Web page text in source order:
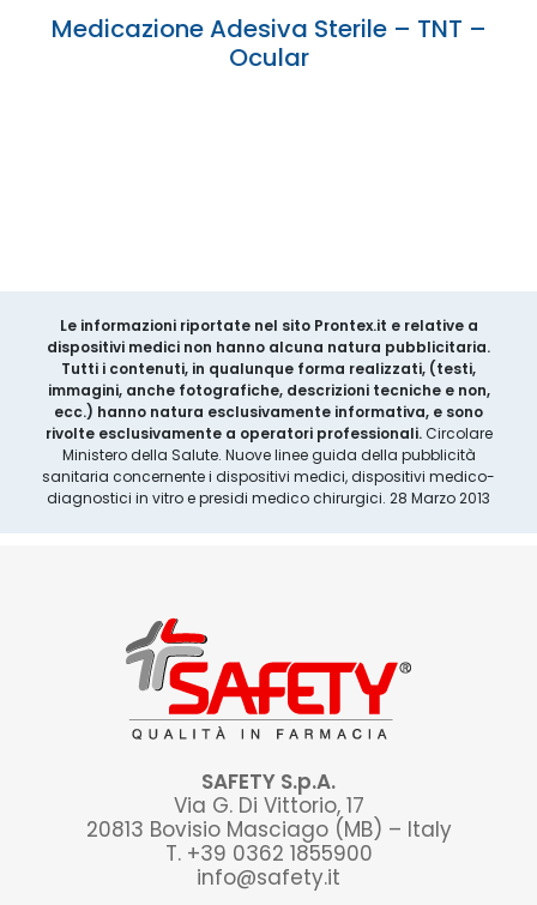
Medicazione Adesiva Sterile – TNT –
Ocular
Le informazioni riportate nel sito Prontex.it e relative a
dispositivi medici non hanno alcuna natura pubblicitaria.
Tutti i contenuti, in qualunque forma realizzati, (testi,
immagini, anche fotografiche, descrizioni tecniche e non,
ecc.) hanno natura esclusivamente informativa, e sono
rivolte esclusivamente a operatori professionali.Circolare
Ministero della Salute. Nuove linee guida della pubblicità
sanitaria concernente i dispositivi medici, dispositivi medico-
diagnostici in vitro e presidi medico chirurgici. 28 Marzo 2013
SAFETY S.p.A.
Via G. Di Vittorio, 17
20813 Bovisio Masciago (MB) – Italy
T. +39 0362 1855900
info@safety.it